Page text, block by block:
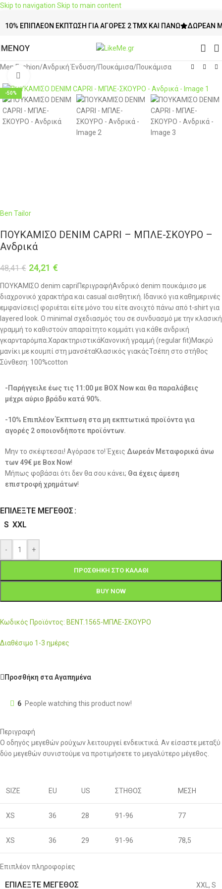
Skip to navigation Skip to main content
ΕΠΙΠΛΈΟΝ ΈΚΠΤΩΣΗ ΓΙΑ ΑΓΟΡΈΣ 2 ΤΜΧ ΚΑΙ ΠΆΝΩ ΔΩΡΕΆΝ
ΜΕΝΟΥ
Men Fashion/Ανδρική Ένδυση/Πουκάμισα/Πουκάμισα
-50%
Ben Tailor
ΠΟΥΚΑΜΙΣΟ DENIM CAPRI – ΜΠΛΕ-ΣΚΟΥΡΟ –
Ανδρικά
48,41€ 24,21 €
ΠΟΥΚΑΜΙΣΟ denim capriΠεριγραφήΑνδρικό denim πουκάμισο με
διαχρονικό χαρακτήρα και casual αισθητική. Ιδανικό για καθημερινές
εμφανίσεις| φοριέται είτε μόνο του είτε ανοιχτό πάνω από t-shirt για
layered look. Ο minimal σχεδιασμός του σε συνδυασμό με την κλασική
γραμμή το καθιστούν απαραίτητο κομμάτι για κάθε ανδρική
γκαρνταρόμπα.ΧαρακτηριστικάΚανονική γραμμή (regular fit)Μακρύ
μανίκι με κουμπί στη μανσέταΚλασικός γιακάςΤσέπη στο στήθος
Σύνθεση: 100%cotton
-Παρήγγειλε έως τις 11:00 με BOX Now και θα παραλάβεις
μέχρι αύριο βράδυ κατά 90%.
-10% Επιπλέον Έκπτωση στα μη εκπτωτικά προϊόντα για
αγορές 2 οποιονδήποτε προϊόντων.
Μην το σκέφτεσαι! Αγόρασε το! Έχεις Δωρεάν Μεταφορικά άνω
των 49€ με Box Now!
Μήπως φοβάσαι ότι δεν θα σου κάνει; Θα έχεις άμεση
επιστροφή χρημάτων!
ΕΠΙΛΈΞΤΕ ΜΈΓΕΘΟΣ
S XXL
- +
ΠΡΟΣΘΉΚΗ ΣΤΟ ΚΑΛΆΘΙ
BUY NOW
Κωδικός Προϊόντος: BENT.1565-ΜΠΛΕ-ΣΚΟΥΡΟ
Διαθέσιμο 1-3 ημέρες
Προσθήκη στα Αγαπημένα
6 People watching this product now!
Περιγραφή
Ο οδηγός μεγεθών ρούχων λειτουργεί ενδεικτικά. Αν είσαστε μεταξύ
δύο μεγεθών συνιστούμε να προτιμήσετε το μεγαλύτερο μέγεθος.
SIZE EU US ΣΤΗΘΟΣ ΜΕΣΗ
XS 36 28 91-96 77
XS 36 29 91-96 78,5
S 38
Επιπλέον πληροφορίες
ΕΠΙΛΈΞΤΕ ΜΈΓΕΘΟΣ XXL, S